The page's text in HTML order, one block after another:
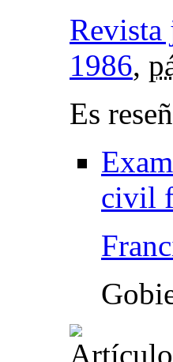
Revista
1986,
Es
civil